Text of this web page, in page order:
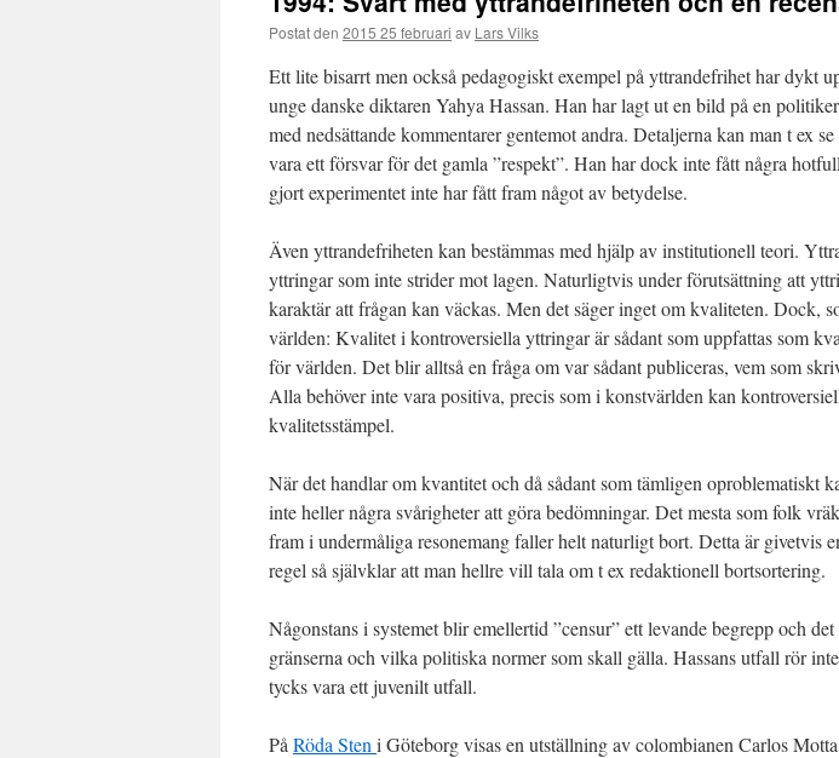
Postat den 2015 25 februari av Lars Vilks
Ett lite bisarrt men också pedagogiskt exempel på yttrandefrihet har dykt
unge danske diktaren Yahya Hassan. Han har lagt ut en bild på en
med nedsättande kommentarer gentemot andra. Detaljerna kan man t ex se
vara ett försvar för det gamla ”respekt”. Han har dock inte fått några
gjort experimentet inte har fått fram något av betydelse.
Även yttrandefriheten kan bestämmas med hjälp av institutionell teori.
yttringar som inte strider mot lagen. Naturligtvis under förutsättning att
karaktär att frågan kan väckas. Men det säger inget om kvaliteten. Dock,
världen: Kvalitet i kontroversiella yttringar är sådant som uppfattas som
för världen. Det blir alltså en fråga om var sådant publiceras, vem som
Alla behöver inte vara positiva, precis som i konstvärlden kan
kvalitetsstämpel.
När det handlar om kvantitet och då sådant som tämligen oproblematiskt
inte heller några svårigheter att göra bedömningar. Det mesta som folk
fram i undermåliga resonemang faller helt naturligt bort. Detta är givetvis
regel så självklar att man hellre vill tala om t ex redaktionell bortsortering.
Någonstans i systemet blir emellertid ”censur” ett levande begrepp och
gränserna och vilka politiska normer som skall gälla. Hassans utfall rör
tycks vara ett juvenilt utfall.
På Röda Sten i Göteborg visas en utställning av colombianen Carlos